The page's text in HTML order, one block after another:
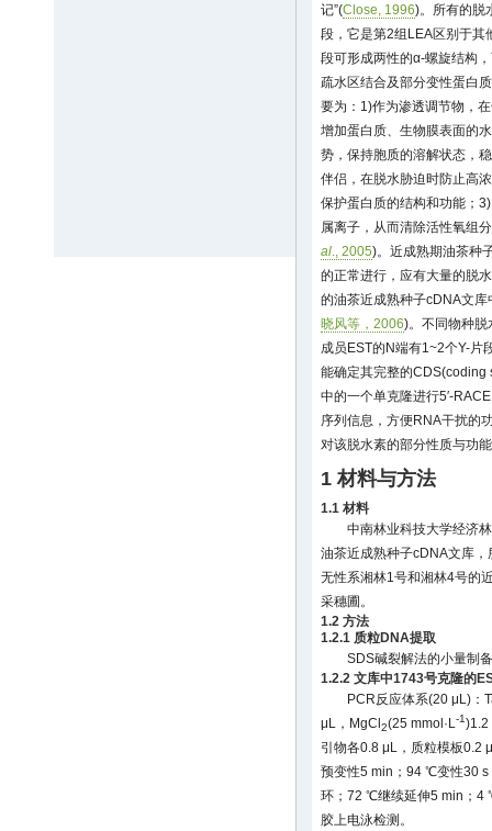
记”(Close, 1996)。所有的脱
段，它是第2组LEA区别于其
段可形成两性的α-螺旋结构
疏水区结合及部分变性蛋白
要为：1)作为渗透调节物，
增加蛋白质、生物膜表面的
势，保持胞质的溶解状态，
伴侣，在脱水胁迫时防止高
保护蛋白质的结构和功能；
属离子，从而清除活性氧组
al ., 2005)。近成熟期油茶种
的正常进行，应有大量的脱
的油茶近成熟种子cDNA文
晓风等，2006)。不同物种脱
成员EST的N端有1~2个Y-片
能确定其完整的CDS(coding
中的一个单克隆进行5′-
序列信息，方便RNA干扰的
对该脱水素的部分性质与功
1 材料与方法
1.1 材料
中南林业科技大学经济
油茶近成熟种子cDNA文库
无性系湘林1号和湘林4号的
采穗圃。
1.2 方法
1.2.1 质粒DNA提取
SDS碱裂解法的小量制
1.2.2 文库中1743号克隆的
PCR反应体系(20 μL)：
μL，MgCl2(25 mmol·L -1)1.2
引物各0.8 μL，质粒模板0.2
预变性5 min；94 ℃变性30
环；72 ℃继续延伸5 min；4
胶上电泳检测。